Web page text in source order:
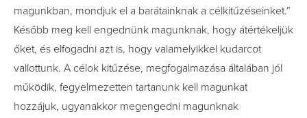
magunkban, mondjuk el a barátainknak a célkitűzéseinket.”
Később meg kell engednünk magunknak, hogy átértékeljük
őket, és elfogadni azt is, hogy valamelyikkel kudarcot
vallottunk. A célok kitűzése, megfogalmazása általában jól
működik, fegyelmezetten tartanunk kell magunkat
hozzájuk, ugyanakkor megengedni magunknak